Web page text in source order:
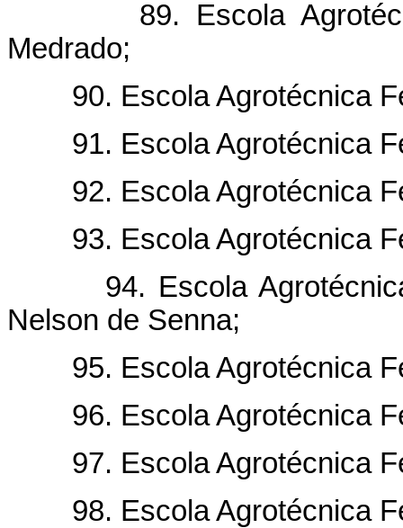
89. Escola
Medrado;
90. Escola Agrotécnica
91. Escola Agrotécnica
92. Escola Agrotécnica
93. Escola Agrotécnica
94. Escola Agrotécnica
Nelson de Senna;
95. Escola Agrotécnica
96. Escola Agrotécnica
97. Escola Agrotécnica
98. Escola Agrotécnica